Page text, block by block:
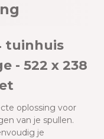
tuinhuis
- 522 x 238
oplossing voor
van je spullen.
je